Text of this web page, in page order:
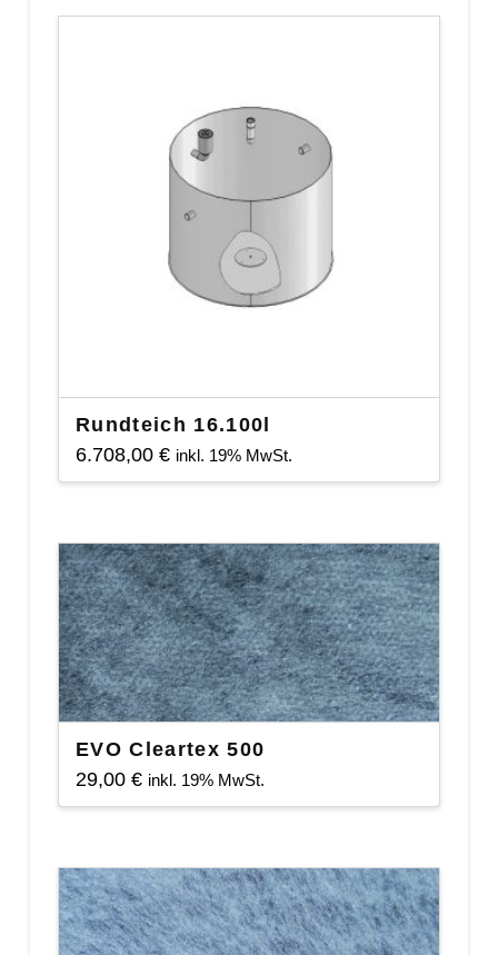
Rundteich 16.100l
6.708,00 € inkl. 19% MwSt.
EVO Cleartex 500
29,00 € inkl. 19% MwSt.